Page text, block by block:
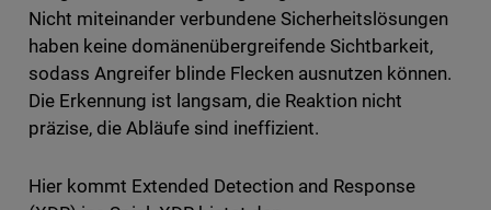
Nicht miteinander verbundene Sicherheitslösungen
haben keine domänenübergreifende Sichtbarkeit,
sodass Angreifer blinde Flecken ausnutzen können.
Die Erkennung ist langsam, die Reaktion nicht
präzise, die Abläufe sind ineffizient.
Hier kommt Extended Detection and Response